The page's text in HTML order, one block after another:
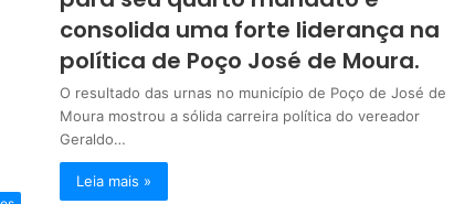
consolida uma forte liderança na
política de Poço José de Moura.
O resultado das urnas no município de Poço de José de
Moura mostrou a sólida carreira política do vereador
Geraldo…
Leia mais »